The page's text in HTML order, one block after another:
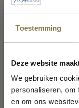
Toestemming
Deze website
We gebruiken
personaliseren, om
en om ons
Van8 augustus t/
verband met de